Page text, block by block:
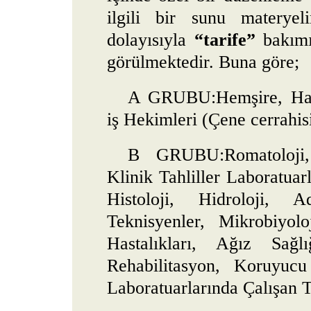
ilgili bir sunu
dolayısıyla “tarife”
görülmektedir. Buna göre;
A GRUBU:Hemşire,
iş Hekimleri (Çene
B
Klinik Tahliller
Histoloji, Hidroloji,
Teknisyenler,
Hastalıkları, Ağız
Rehabilitasyon,
Laboratuarlarında Çalışan